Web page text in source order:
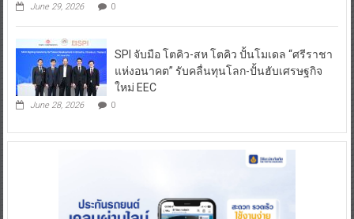
June 29, 2026 0
SPI จับมือ โตคิว-สห โตคิว ปั้นโมเดล “ศรีราชา
แห่งอนาคต” รับคลื่นทุนโลก-ปั้นฮับเศรษฐกิจ
ใหม่ EEC
June 28, 2026 0